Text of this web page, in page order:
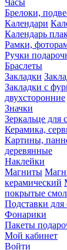
Часы
Брелоки,
Календари
Календарь
Рамки,
Ручки
Браслеты
Закладки
Закладки с
двухсторонние
Значки
Зеркальце для
Керамика,
Картины,
деревянные
Наклейки
Магниты
керамический
покрытые
Подставки для
Фонарики
Пакеты
Мой кабинет
Войти